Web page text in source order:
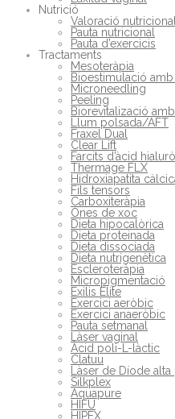
Nutrició
Valoració nutricional
Pauta nutricional
Pauta d’exercicis
Tractaments
Mesoteràpia
Bioestimulació amb
Microneedling
Peeling
Biorevitalizació
Llum polsada/AFT
Fraxel Dual
Clear Lift
Farcits d’àcid
Thermage FLX
Hidroxiapatita
Fils tensors
Carboxiteràpia
Ones de xoc
Dieta hipocalòrica
Dieta proteinada
Dieta dissociada
Dieta nutrigenètica
Escleroteràpia
Micropigmentació
Exilis Elite
Exercici aeròbic
Exercici anaeròbic
Pauta setmanal
Làser vaginal
Àcid poli-L-làctic
Clatuu
Làser de Díode
Silkplex
Aquapure
HIFU
HIPEX